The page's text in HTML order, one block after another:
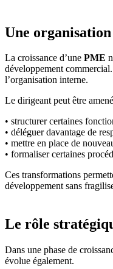
Une
La croissance d’une PME
développement
l’organisation interne.
Le dirigeant peut être
• structurer certaines
• déléguer davantage de
• mettre en place de
• formaliser certaines
Ces transformations
développement sans
Le rôle
Dans une phase de
évolue également.